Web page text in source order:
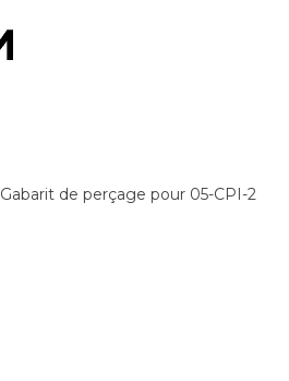
Gabarit de perçage pour 05-CPI-2